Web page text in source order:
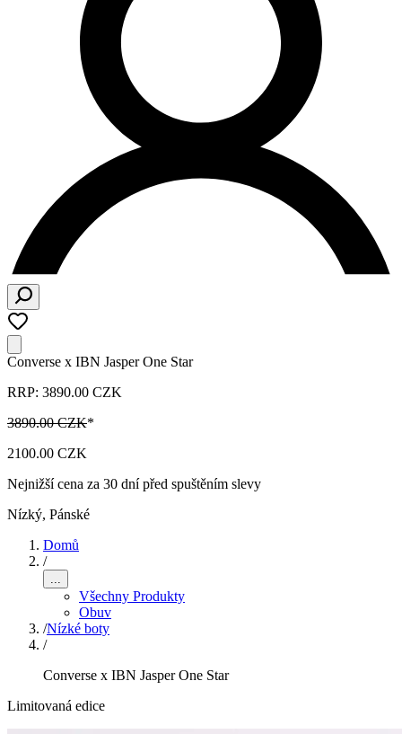
Converse x IBN Jasper One Star
RRP: 3890.00 CZK
3890.00 CZK*
2100.00 CZK
Nejnižší cena za 30 dní před spuštěním slevy
Nízký, Pánské
Domů
/
...
Všechny Produkty
Obuv
/Nízké boty
/
Converse x IBN Jasper One Star
Limitovaná edice